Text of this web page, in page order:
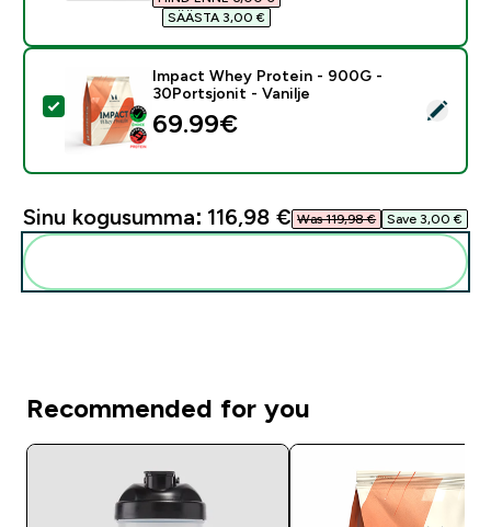
SÄÄSTA 3,00 €‎
Vali see toode - Impact Whey Protein - 900G -
Impact Whey Protein - 900G -
30Portsjonit - Vanilje
69.99€‎
Sinu kogusumma: 116,98 €‎ Was 119,98 €‎ Save 3,00 €‎
Recommended for you